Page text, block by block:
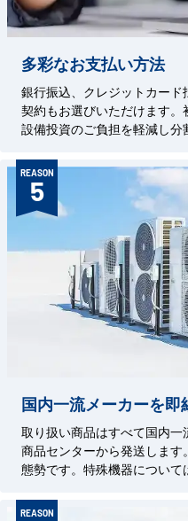
多彩なお支払い方法
銀行振込、クレジットカー
契約もお選びいただけます。
設備投資のご負担を軽減し分
REASON
5
国内一流メーカーを即
取り扱い商品はすべて国内
商品センターから発送しま
態勢です。特殊機器について
REASON